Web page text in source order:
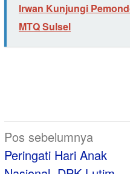
Irwan Kunjungi
MTQ Sulsel
Navigasi
pos
Pos sebelumnya
Peringati Hari Anak